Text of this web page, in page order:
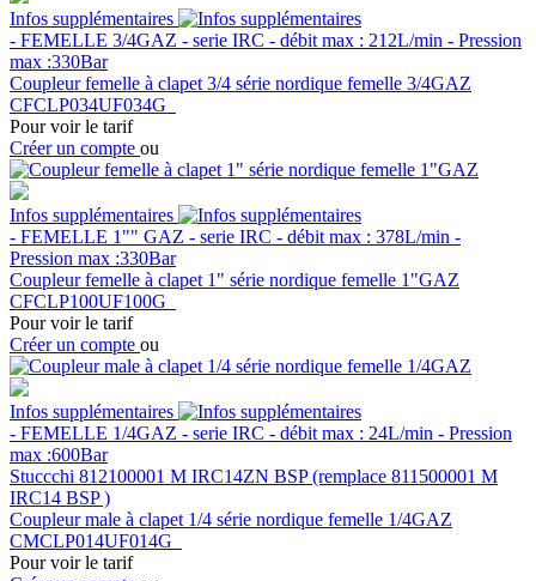
Infos supplémentaires
- FEMELLE 3/4GAZ - serie IRC - débit max : 212L/min - Pression
max :330Bar
Coupleur femelle à clapet 3/4 série nordique femelle 3/4GAZ
CFCLP034UF034G
Pour voir le tarif
Créer un compte ou
Infos supplémentaires
- FEMELLE 1"" GAZ - serie IRC - débit max : 378L/min -
Pression max :330Bar
Coupleur femelle à clapet 1" série nordique femelle 1"GAZ
CFCLP100UF100G
Pour voir le tarif
Créer un compte ou
Infos supplémentaires
- FEMELLE 1/4GAZ - serie IRC - débit max : 24L/min - Pression
max :600Bar
Stuccchi 812100001 M IRC14ZN BSP (remplace 811500001 M
IRC14 BSP )
Coupleur male à clapet 1/4 série nordique femelle 1/4GAZ
CMCLP014UF014G
Pour voir le tarif